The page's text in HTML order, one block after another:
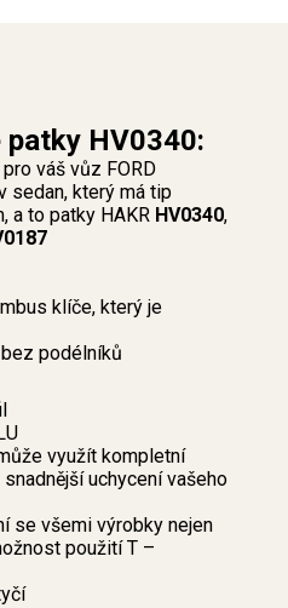
patky HV0340:
váš vůz FORD
sedan, který má tip
a to patky HAKR HV0340,
klíče, který je
podélníků
využít kompletní
uchycení vašeho
se všemi výrobky nejen
použití T –